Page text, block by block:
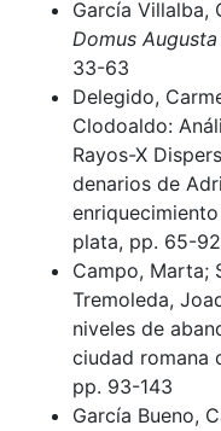
García Villalba,
Domus Augusta
33-63
Delegido,
Clodoaldo:
Rayos-X
denarios de
plata, pp. 65-92
Campo, Marta;
Tremoleda,
niveles de
ciudad romana
pp. 93-143
García Bueno,